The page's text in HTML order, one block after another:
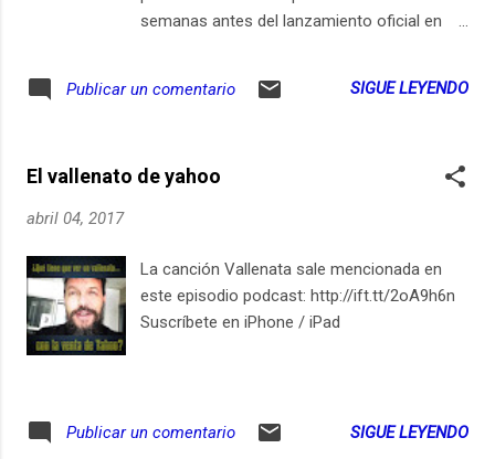
semanas antes del lanzamiento oficial en
lo menos logró actualizar su aplicación en
#Android. Suscríbete en iPhone / iPad
Publicar un comentario SIGUE LEYENDO
El vallenato de yahoo
abril 04, 2017
La canción Vallenata sale mencionada en
este episodio podcast: http://ift.tt/2oA9h6n
Suscríbete en iPhone / iPad
Publicar un comentario SIGUE LEYENDO